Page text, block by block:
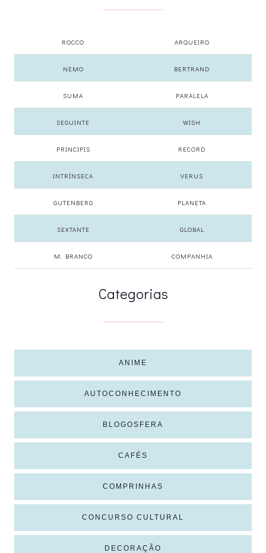
ROCCO ARQUEIRO
NEMO BERTRAND
SUMA PARALELA
SEGUINTE WISH
PRINCIPIS RECORD
INTRÍNSECA VERUS
GUTENBERG PLANETA
SEXTANTE GLOBAL
M. BRANCO COMPANHIA
Categorias
ANIME
AUTOCONHECIMENTO
BLOGOSFERA
CAFÉS
COMPRINHAS
CONCURSO CULTURAL
DECORAÇÃO